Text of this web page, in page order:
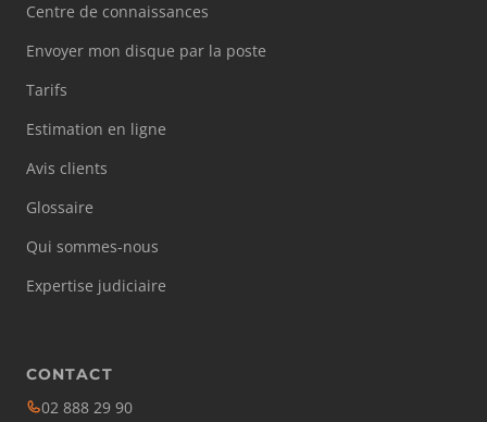
Centre de connaissances
Envoyer mon disque par la poste
Tarifs
Estimation en ligne
Avis clients
Glossaire
Qui sommes-nous
Expertise judiciaire
CONTACT
02 888 29 90